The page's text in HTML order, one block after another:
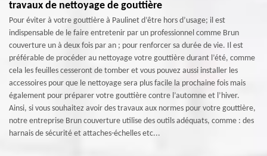
travaux de nettoyage de gouttière
Pour éviter à votre gouttière à Paulinet d’être hors d’usage; il est
indispensable de le faire entretenir par un professionnel comme Brun
couverture un à deux fois par an ; pour renforcer sa durée de vie. Il est
préférable de procéder au nettoyage votre gouttière durant l’été, comme
cela les feuilles cesseront de tomber et vous pouvez aussi installer les
accessoires pour que le nettoyage sera plus facile la prochaine fois mais
également pour préparer votre gouttière contre l’automne et l’hiver.
Ainsi, si vous souhaitez avoir des travaux aux normes pour votre gouttière,
notre entreprise Brun couverture utilise des outils adéquats, comme : des
harnais de sécurité et attaches-échelles etc...